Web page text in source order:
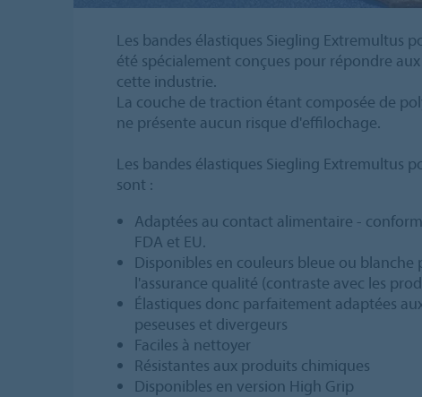
Les bandes élastiques Siegling Extremultus
été spécialement conçues pour répondre
cette industrie.
La couche de traction étant composée de
ne présente aucun risque d'effilochage.
Les bandes élastiques Siegling Extremultus
sont :
Adaptées au contact alimentaire -
FDA et EU.
Disponibles en couleurs bleue ou blanche
l'assurance qualité (contraste avec les
Élastiques donc parfaitement adaptées
peseuses et divergeurs
Faciles à nettoyer
Résistantes aux produits chimiques
Disponibles en version High Grip